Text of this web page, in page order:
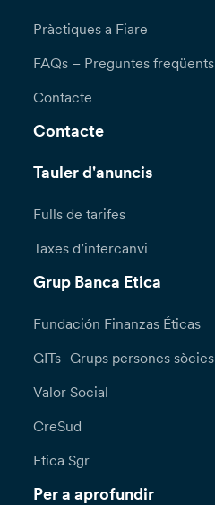
Pràctiques a Fiare
FAQs – Preguntes freqüents
Contacte
Contacte
Tauler d'anuncis
Fulls de tarifes
Taxes d’intercanvi
Grup Banca Etica
Fundación Finanzas Éticas
GITs- Grups persones sòcies
Valor Social
CreSud
Etica Sgr
Per a aprofundir